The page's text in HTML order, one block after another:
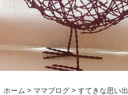
ホーム > ママブログ > すてきな思い出